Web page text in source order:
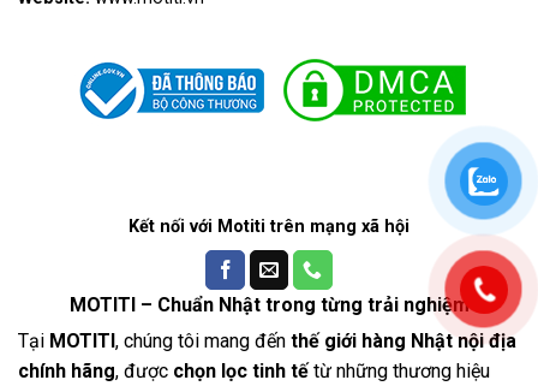
Kết nối với Motiti trên mạng xã hội
MOTITI – Chuẩn Nhật trong từng trải nghiệm
Tại MOTITI, chúng tôi mang đến thế giới hàng Nhật nội địa
chính hãng, được chọn lọc tinh tếtừ những thương hiệu